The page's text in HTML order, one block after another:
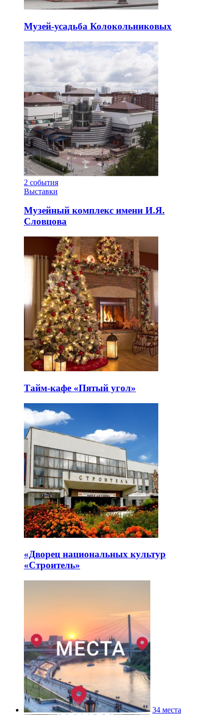
Музей-усадьба Колокольниковых
2 события
Выставки
Музейный комплекс имени И.Я.
Словцова
Тайм-кафе «Пятый угол»
«Дворец национальных культур
«Строитель»
34 места